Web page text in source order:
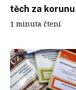
těch za
1 minuta čtení